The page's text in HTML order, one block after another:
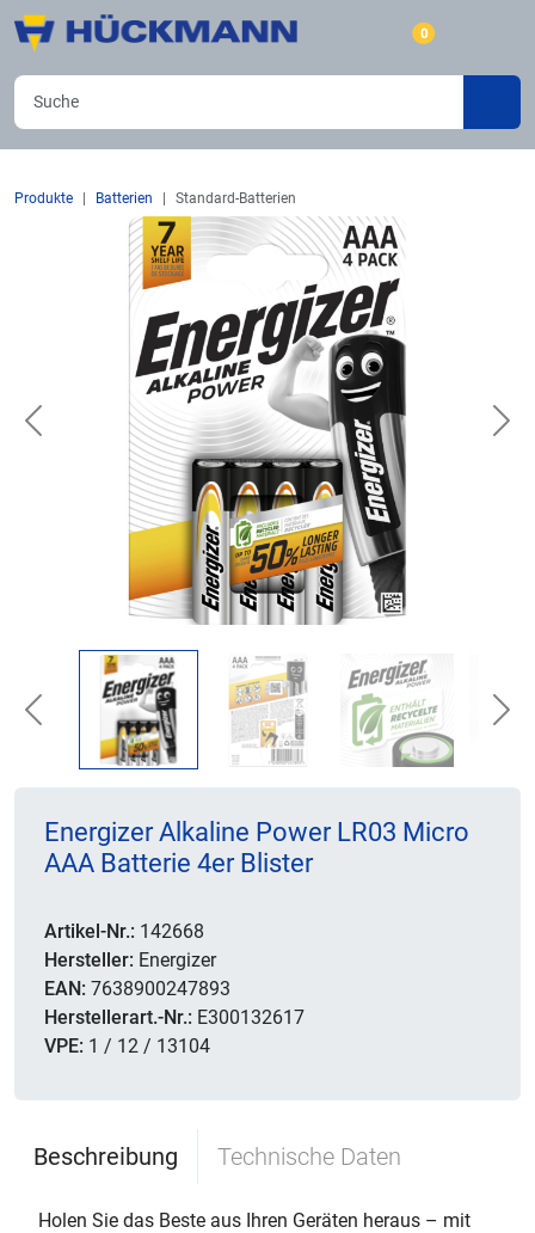
0
Produkte Batterien Standard-Batterien
Previous
Previous
Energizer Alkaline Power LR03 Micro
AAA Batterie 4er Blister
Artikel-Nr.: 142668
Hersteller: Energizer
EAN: 7638900247893
Herstellerart.-Nr.: E300132617
VPE: 1 / 12 / 13104
Beschreibung Technische Daten
Holen Sie das Beste aus Ihren Geräten heraus – mit